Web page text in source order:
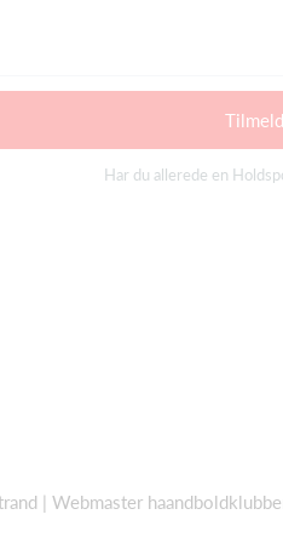
Tilmeld
Har du allerede en
| Webmaster